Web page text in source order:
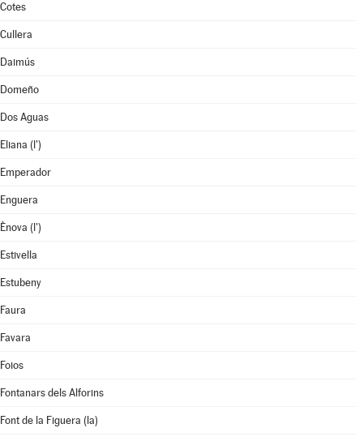
Cotes
Cullera
Daimús
Domeño
Dos Aguas
Eliana (l')
Emperador
Enguera
Ènova (l')
Estivella
Estubeny
Faura
Favara
Foios
Fontanars dels Alforins
Font de la Figuera (la)